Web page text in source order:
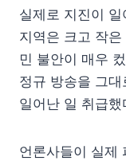
실제로 지진이
지역은 크고 작
민 불안이 매우
정규 방송을 그
일어난 일 취급
언론사들이 실제